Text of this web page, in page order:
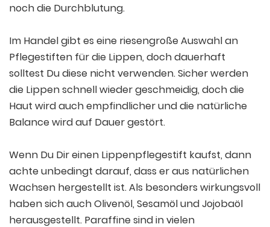
noch die Durchblutung.
Im Handel gibt es eine riesengroße Auswahl an
Pflegestiften für die Lippen, doch dauerhaft
solltest Du diese nicht verwenden. Sicher werden
die Lippen schnell wieder geschmeidig, doch die
Haut wird auch empfindlicher und die natürliche
Balance wird auf Dauer gestört.
Wenn Du Dir einen Lippenpflegestift kaufst, dann
achte unbedingt darauf, dass er aus natürlichen
Wachsen hergestellt ist. Als besonders wirkungsvoll
haben sich auch Olivenöl, Sesamöl und Jojobaöl
herausgestellt. Paraffine sind in vielen